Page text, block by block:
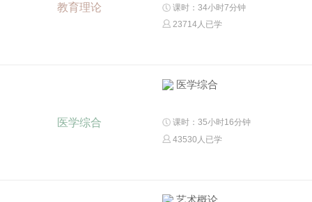
教育理论
课时：34小时7分钟
23714人已学
医学综合
医学综合
课时：35小时16分钟
43530人已学
艺术概论